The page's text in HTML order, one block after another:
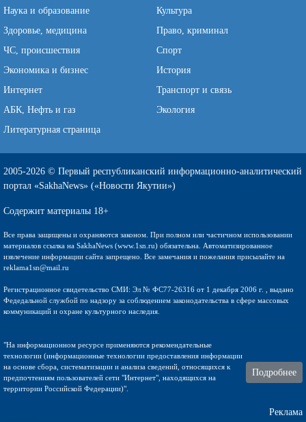
Наука и образование
Культура
Здоровье, медицина
Право, криминал
ЧС, происшествия
Спорт
Экономика и бизнес
История
Интернет
Транспорт и связь
АБК, Нефть и газ
Экология
Литературная страница
2005-2026 © Первый республиканский информационно-аналитический
портал «SakhaNews» («Новости Якутии»)
Содержит материалы 18+
Все права защищены и охраняются законом. При полном или частичном использовании
материалов ссылка на SakhaNews (www.1sn.ru) обязательна. Автоматизированное
извлечение информации сайта запрещено. Все замечания и пожелания присылайте на
reklama1sn@mail.ru
Регистрационное свидетельство СМИ: Эл № ФС77-26316 от 1 декабря 2006 г. , выдано
Федедальной службой по надзору за соблюдением законодательства в сфере массовых
коммуникаций и охране культурного наследия.
"На информационном ресурсе применяются рекомендательные
технологии (информационные технологии предоставления информации
на основе сбора, систематизации и анализа сведений, относящихся к
предпочтениям пользователей сети "Интернет", находящихся на
территории Российской Федерации)".
Подробнее
Реклама